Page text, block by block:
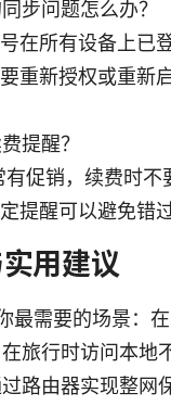
步问题怎么办？
在所有设备上已
重新授权或重新
提醒？
有促销，续费时不
提醒可以避免错过
用建议
最需要的场景：
旅行时访问本地
路由器实现整网